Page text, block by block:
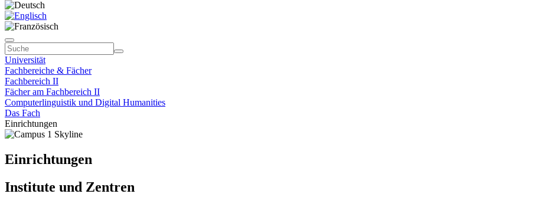
Universität
Fachbereiche & Fächer
Fachbereich II
Fächer am Fachbereich II
Computerlinguistik und Digital Humanities
Das Fach
Einrichtungen
Einrichtungen
Institute und Zentren